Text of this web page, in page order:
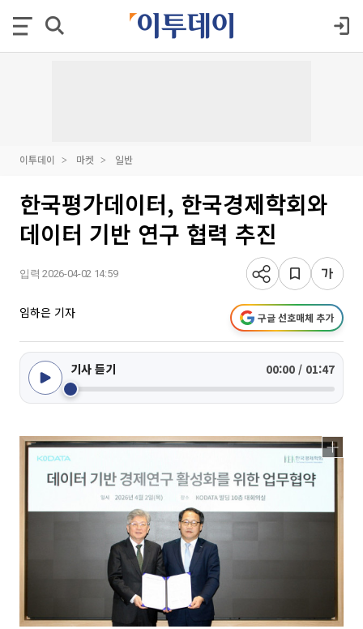
이투데이 마켓 일반
한국평가데이터, 한국경제학회와
데이터 기반 연구 협력 추진
입력 2026-04-02 14:59
임하은 기자 구글 선호매체 추가
기사 듣기 00:00 / 01:47